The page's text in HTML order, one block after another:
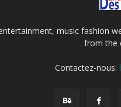
music fashion
from the
Contactez-nous: